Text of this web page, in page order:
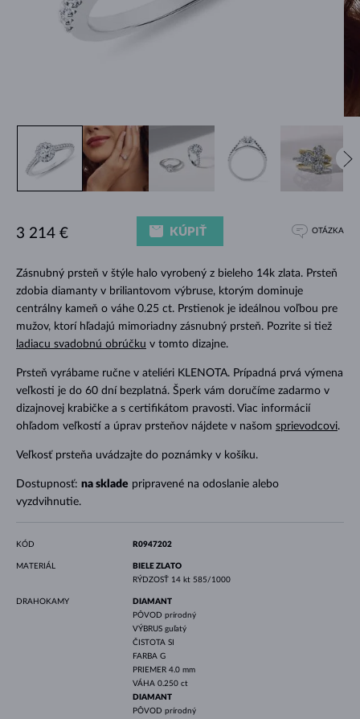
Zásnubný prsteň v štýle halo vyrobený z bieleho 14k zlata. Prsteň
zdobia diamanty v briliantovom výbruse, ktorým dominuje
centrálny kameň o váhe 0.25 ct. Prstienok je ideálnou voľbou pre
mužov, ktorí hľadajú mimoriadny zásnubný prsteň. Pozrite si tiež
ladiacu svadobnú obrúčku v tomto dizajne.
Prsteň vyrábame ručne v ateliéri KLENOTA. Prípadná prvá výmena
veľkosti je do 60 dní bezplatná. Šperk vám doručíme zadarmo v
dizajnovej krabičke a s certifikátom pravosti. Viac informácií
ohľadom veľkostí a úprav prsteňov nájdete v našom sprievodcovi.
Veľkosť prsteňa uvádzajte do poznámky v košíku.
Dostupnosť: na sklade pripravené na odoslanie alebo
vyzdvihnutie.
3 214 € KÚPIŤ OTÁZKA
KÓD R0947202
MATERIÁL
BIELE ZLATO
RÝDZOSŤ 14 kt 585/1000
DRAHOKAMY
DIAMANT
PÔVOD prírodný
VÝBRUS guľatý
ČISTOTA SI
FARBA G
PRIEMER 4.0 mm
VÁHA 0.250 ct
DIAMANT
PÔVOD prírodný